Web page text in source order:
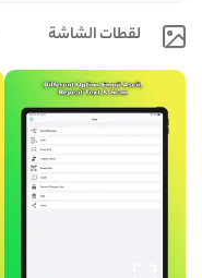
لقطات الشاشة